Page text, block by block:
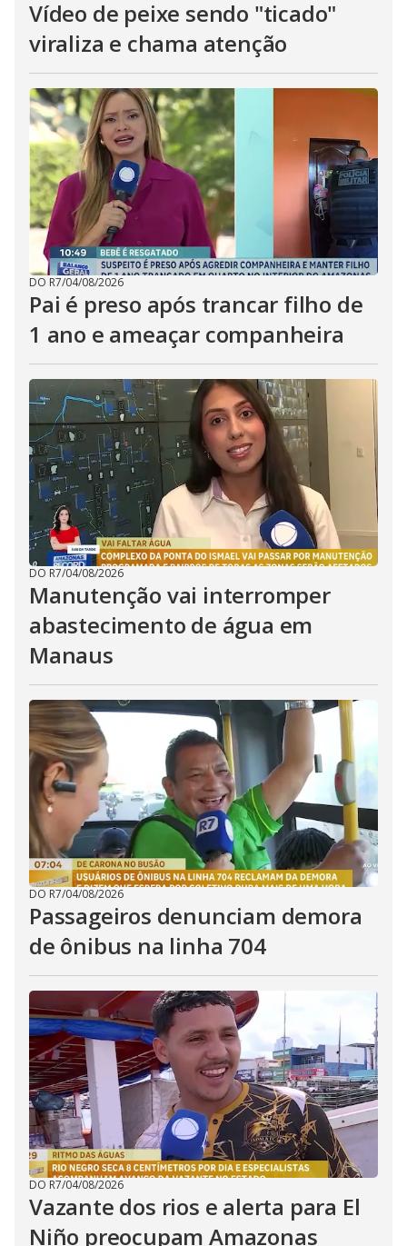
Vídeo de peixe sendo "ticado"
viraliza e chama atenção
DO R7/04/08/2026
Pai é preso após trancar filho de
1 ano e ameaçar companheira
DO R7/04/08/2026
Manutenção vai interromper
abastecimento de água em
Manaus
DO R7/04/08/2026
Passageiros denunciam demora
de ônibus na linha 704
DO R7/04/08/2026
Vazante dos rios e alerta para El
Niño preocupam Amazonas